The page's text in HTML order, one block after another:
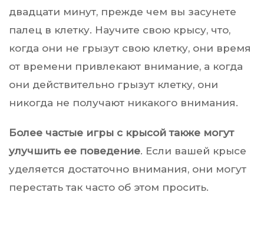
двадцати минут, прежде чем вы засунете
палец в клетку. Научите свою крысу, что,
когда они не грызут свою клетку, они время
от времени привлекают внимание, а когда
они действительно грызут клетку, они
никогда не получают никакого внимания.
Более частые игры с крысой также могут
улучшить ее поведение. Если вашей крысе
уделяется достаточно внимания, они могут
перестать так часто об этом просить.